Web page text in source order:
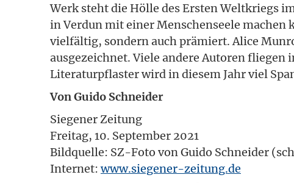
Werk steht die Hölle des Ersten Weltkriegs
in Verdun mit einer Menschenseele
vielfältig, sondern auch prämiert. Alice
ausgezeichnet. Viele andere Autoren fliegen
Literaturpflaster wird in diesem Jahr viel
Von Guido Schneider
Siegener Zeitung
Freitag, 10. September 2021
Bildquelle: SZ-Foto von Guido Schneider
Internet:www.siegener-zeitung.de